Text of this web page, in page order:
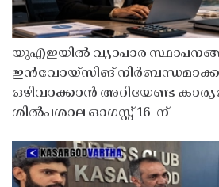
യുഎഇയിൽ വ്യാപാര
ഇൻവോയ്സിങ്
ഒഴിവാക്കാൻ അറിയേണ്ട
ശിൽപശാല ഓഗസ്റ്റ് 16-ന്